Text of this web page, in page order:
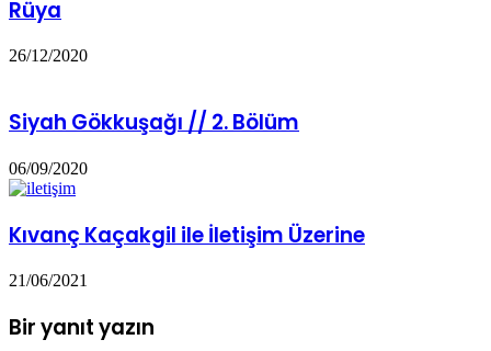
Rüya
26/12/2020
Siyah Gökkuşağı // 2. Bölüm
06/09/2020
Kıvanç Kaçakgil ile İletişim Üzerine
21/06/2021
Bir yanıt yazın